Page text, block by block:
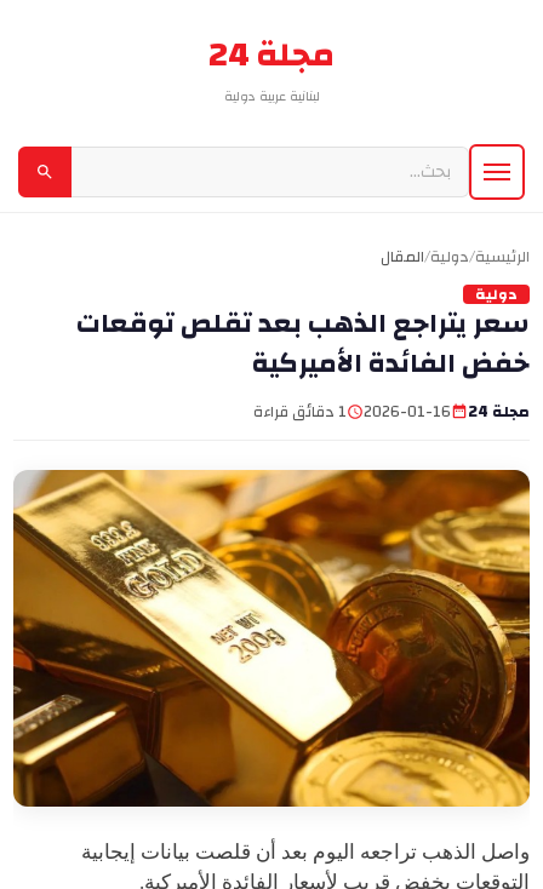
مجلة 24
لبنانية عربية دولية
الرئيسية/دولية/المقال
دولية
سعر يتراجع الذهب بعد تقلص توقعات
خفض الفائدة الأميركية
مجلة 24 2026-01-16 1 دقائق قراءة
واصل الذهب تراجعه اليوم بعد أن قلصت بيانات إيجابية
التوقعات بخفض قريب لأسعار الفائدة الأميركية.